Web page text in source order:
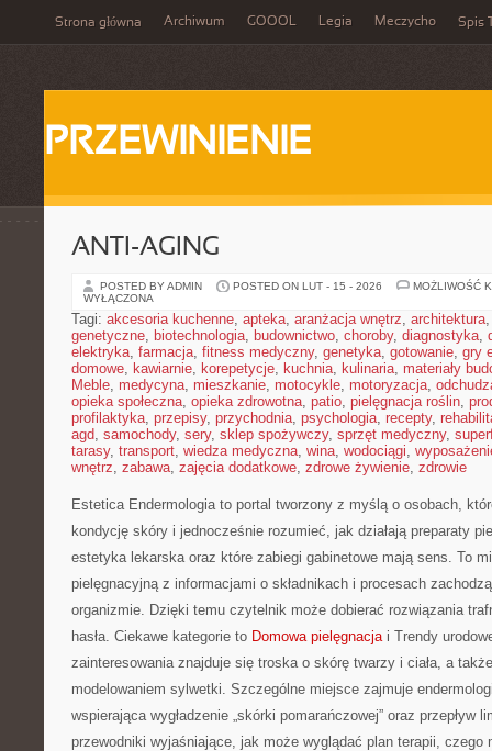
Strona główna Archiwum GOOOL Legia Meczycho Spis
PRZEWINIENIE
ANTI-AGING
POSTED BY ADMIN POSTED ON LUT - 15 - 2026
MOŻLIWOŚĆ
WYŁĄCZONA
Tagi: akcesoria kuchenne, apteka, aranżacja wnętrz, architektura
genetyczne, biotechnologia, budownictwo, choroby, diagnostyka,
elektryka, farmacja, fitness medyczny, genetyka, gotowanie, gry
domowe, kawiarnie, korepetycje, kuchnia, kulinaria, materiały
Meble, medycyna, mieszkanie, motocykle, motoryzacja,
opieka społeczna, opieka zdrowotna, patio, pielęgnacja roślin,
profilaktyka, przepisy, przychodnia, psychologia, recepty,
agd, samochody, sery, sklep spożywczy, sprzęt medyczny,
tarasy, transport, wiedza medyczna, wina, wodociągi,
wnętrz, zabawa, zajęcia dodatkowe, zdrowe żywienie, zdrowie
Estetica Endermologia to portal tworzony z myślą o osobach,
kondycję skóry i jednocześnie rozumieć, jak działają preparaty
estetyka lekarska oraz które zabiegi gabinetowe mają sens. To
pielęgnacyjną z informacjami o składnikach i procesach
organizmie. Dzięki temu czytelnik może dobierać rozwiązania
hasła. Ciekawe kategorie to Domowa pielęgnacja i Trendy
zainteresowania znajduje się troska o skórę twarzy i ciała, a
modelowaniem sylwetki. Szczególne miejsce zajmuje
wspierająca wygładzenie „skórki pomarańczowej” oraz przepływ
przewodniki wyjaśniające, jak może wyglądać plan terapii, czego